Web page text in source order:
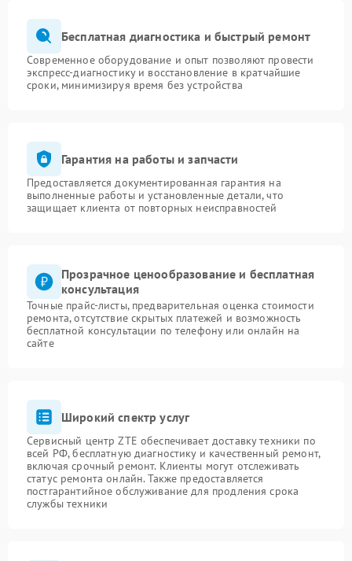
Бесплатная диагностика и быстрый ремонт
Современное оборудование и опыт позволяют провести
экспресс-диагностику и восстановление в кратчайшие
сроки, минимизируя время без устройства
Гарантия на работы и запчасти
Предоставляется документированная гарантия на
выполненные работы и установленные детали, что
защищает клиента от повторных неисправностей
Прозрачное ценообразование и бесплатная
консультация
Точные прайс-листы, предварительная оценка стоимости
ремонта, отсутствие скрытых платежей и возможность
бесплатной консультации по телефону или онлайн на
сайте
Широкий спектр услуг
Сервисный центр ZTE обеспечивает доставку техники по
всей РФ, бесплатную диагностику и качественный ремонт,
включая срочный ремонт. Клиенты могут отслеживать
статус ремонта онлайн. Также предоставляется
постгарантийное обслуживание для продления срока
службы техники